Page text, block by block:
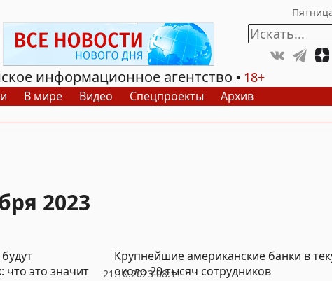
информационное агентство
18+
В мире Видео Спецпроекты Архив
2023
21.10.2023 08:11
это значит
Крупнейшие американские банки в
около 20 тысяч сотрудников